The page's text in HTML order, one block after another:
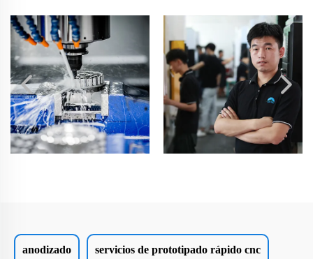
anodizado servicios de prototipado rápido cnc